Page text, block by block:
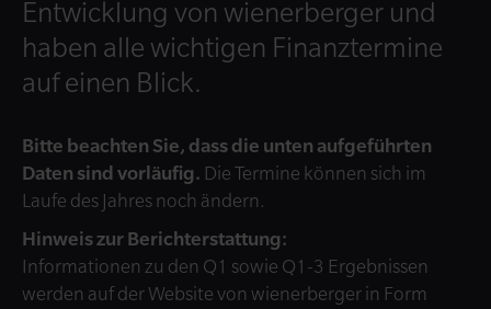
Entwicklung von wienerberger und
haben alle wichtigen Finanztermine
auf einen Blick.
Bitte beachten Sie, dass die unten aufgeführten
Daten sind vorläufig. Die Termine können sich im
Laufe des Jahres noch ändern.
Hinweis zur Berichterstattung:
Informationen zu den Q1 sowie Q1-3 Ergebnissen
werden auf der Website von wienerberger in Form